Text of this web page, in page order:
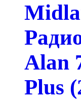
Alan
Plus